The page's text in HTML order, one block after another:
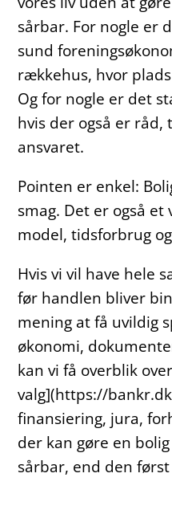
sårbar. For nogle er
sund
rækkehus, hvor
Og for nogle er det
hvis der også er råd,
ansvaret.
Pointen er enkel:
smag. Det er også et
model, tidsforbrug
Hvis vi vil have hele
før handlen bliver
mening at få uvildig
økonomi,
kan vi få overblik
valg](https://
finansiering, jura,
der kan gøre en
sårbar, end den